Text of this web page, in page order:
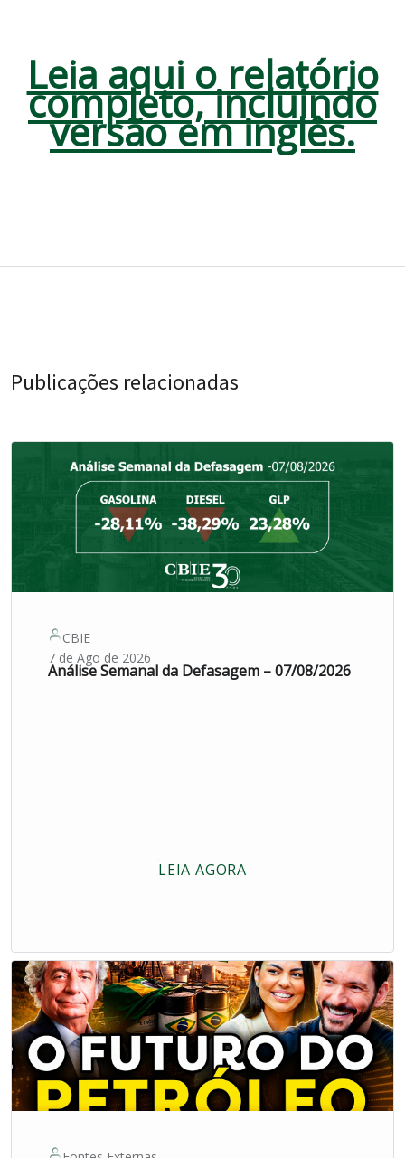
Leia aqui o relatório
completo, incluindo
versão em inglês.
Publicações relacionadas
CBIE
7 de Ago de 2026
Análise Semanal da Defasagem – 07/08/2026
LEIA AGORA